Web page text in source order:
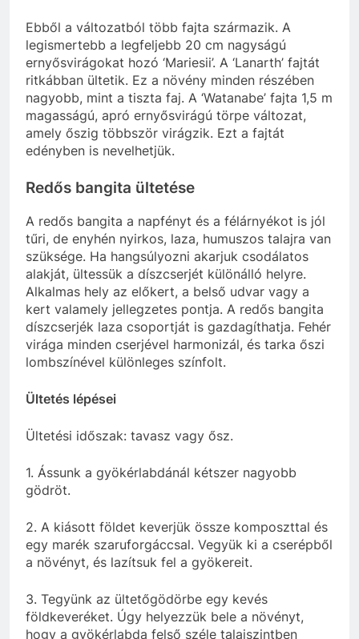
Ebből a változatból több fajta származik. A
legismertebb a legfeljebb 20 cm nagyságú
ernyősvirágokat hozó ‘Mariesii’. A ‘Lanarth’ fajtát
ritkábban ültetik. Ez a növény minden részében
nagyobb, mint a tiszta faj. A ‘Watanabe’ fajta 1,5 m
magasságú, apró ernyősvirágú törpe változat,
amely őszig többször virágzik. Ezt a fajtát
edényben is nevelhetjük.
Redős bangita ültetése
A redős bangita a napfényt és a félárnyékot is jól
tűri, de enyhén nyirkos, laza, humuszos talajra van
szüksége. Ha hangsúlyozni akarjuk csodálatos
alakját, ültessük a díszcserjét különálló helyre.
Alkalmas hely az előkert, a belső udvar vagy a
kert valamely jellegzetes pontja. A redős bangita
díszcserjék laza csoportját is gazdagíthatja. Fehér
virága minden cserjével harmonizál, és tarka őszi
lombszínével különleges színfolt.
Ültetés lépései
Ültetési időszak: tavasz vagy ősz.
1. Ássunk a gyökérlabdánál kétszer nagyobb
gödröt.
2. A kiásott földet keverjük össze komposzttal és
egy marék szaruforgáccsal. Vegyük ki a cserépből
a növényt, és lazítsuk fel a gyökereit.
3. Tegyünk az ültetőgödörbe egy kevés
földkeveréket. Úgy helyezzük bele a növényt,
hogy a gyökérlabda felső széle talajszintben